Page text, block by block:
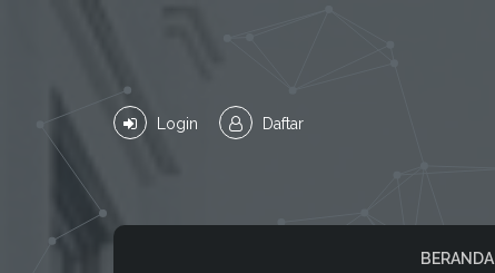
Login Daftar
BERANDA